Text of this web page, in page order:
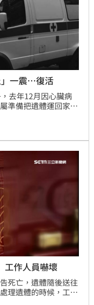
」一震…復活
去年12月因心臟病
準備把遺體運回家辦
蹟復活。
作人員嚇壞
死亡，遺體隨後送往
理遺體的時候，工作